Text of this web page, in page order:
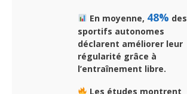
En moyenne, 48% des
sportifs autonomes
déclarent améliorer leur
régularité grâce à
l’entraînement libre.
Les études montrent